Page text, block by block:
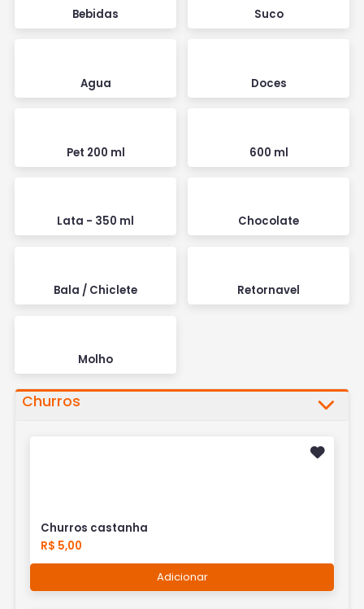
Bebidas Suco
Agua Doces
Pet 200 ml 600 ml
Lata - 350 ml Chocolate
Bala / Chiclete Retornavel
Molho
Churros
Churros castanha
R$ 5,00
Adicionar